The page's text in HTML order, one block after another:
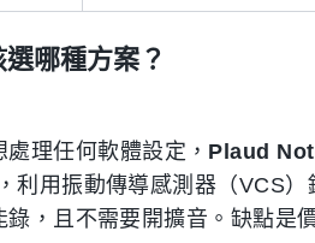
哪種方案？
理任何軟體設定， Plaud
利用振動傳導感測器（VCS
，且不需要開擴音。缺點是